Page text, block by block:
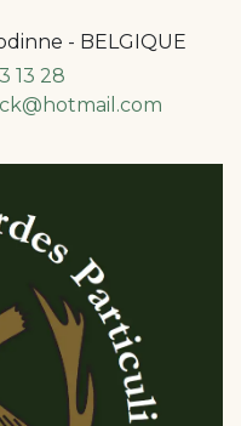
- BELGIQUE
13 28